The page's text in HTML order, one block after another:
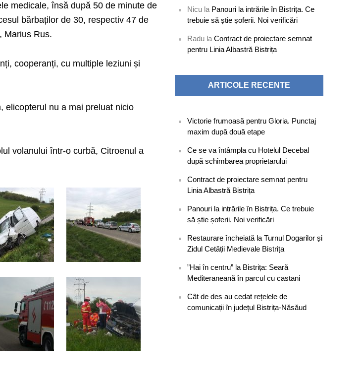
medicale, însă după 50 de minute de
bărbaților de 30, respectiv 47 de
Marius Rus.
cooperanți, cu multiple leziuni și
elicopterul nu a mai preluat nicio
volanului într-o curbă, Citroenul a
Nicu la Panouri la intrările în Bistrița. Ce
trebuie să știe șoferii. Noi verificări
Radu laContract de proiectare semnat
pentru Linia Albastră Bistrița
ARTICOLE RECENTE
Victorie frumoasă pentru Gloria. Punctaj
maxim după două etape
Ce se va întâmpla cu Hotelul Decebal
după schimbarea proprietarului
Contract de proiectare semnat pentru
Linia Albastră Bistrița
Panouri la intrările în Bistrița. Ce trebuie
să știe șoferii. Noi verificări
Restaurare încheiată la Turnul Dogarilor și
Zidul Cetății Medievale Bistrița
”Hai în centru” la Bistrița: Seară
Mediteraneană în parcul cu castani
Cât de des au cedat rețelele de
comunicații în județul Bistrița-Năsăud